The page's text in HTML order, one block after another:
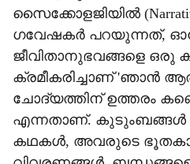
സൈക്കോളജിയില്‍
ഗവേഷകര്‍ പറയുന്നത്,
ജീവിതാനുഭവങ്ങളെ ഒരു
ക്രമീകരിച്ചാണ് 'ഞാന്‍
ചോദ്യത്തിന് ഉത്തരം
എന്നതാണ്. കുടുംബങ്ങള്‍
കഥകള്‍, അവരുടെ